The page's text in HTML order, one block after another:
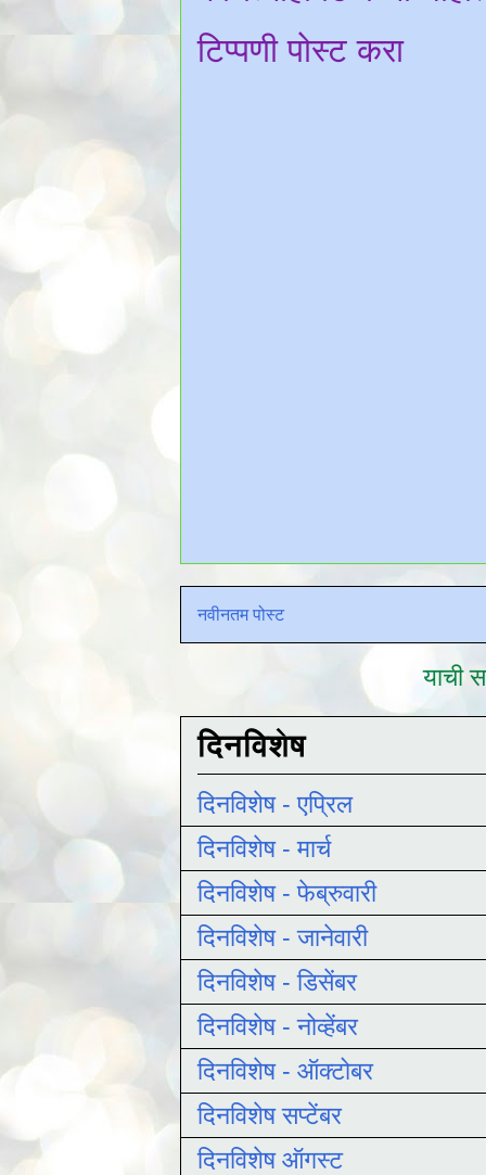
टिप्पणी पोस्ट करा
नवीनतम पोस्ट
याची
दिनविशेष
दिनविशेष - एप्रिल
दिनविशेष - मार्च
दिनविशेष - फेब्रुवारी
दिनविशेष - जानेवारी
दिनविशेष - डिसेंबर
दिनविशेष - नोव्हेंबर
दिनविशेष - ऑक्टोबर
दिनविशेष सप्टेंबर
दिनविशेष ऑगस्ट